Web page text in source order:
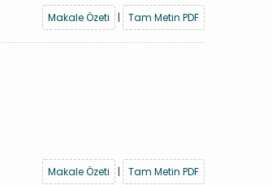
Makale Özeti
| Tam Metin PDF
Makale Özeti
| Tam Metin PDF